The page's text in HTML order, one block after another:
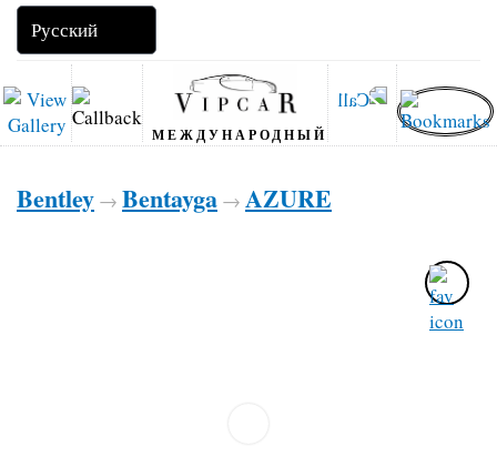
МЕЖДУНАРОДНЫЙ
Bentley → Bentayga → AZURE